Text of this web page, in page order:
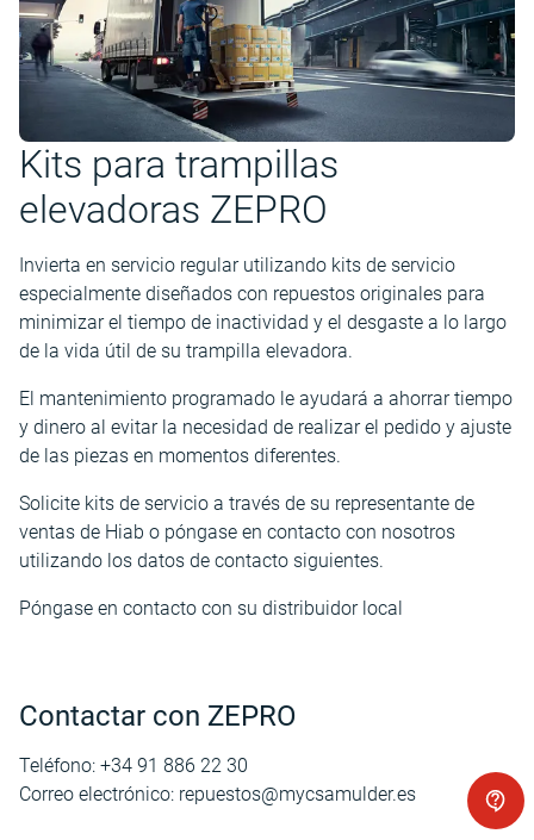
Kits para trampillas
elevadoras ZEPRO
Invierta en servicio regular utilizando kits de servicio
especialmente diseñados con repuestos originales para
minimizar el tiempo de inactividad y el desgaste a lo largo
de la vida útil de su trampilla elevadora.
El mantenimiento programado le ayudará a ahorrar tiempo
y dinero al evitar la necesidad de realizar el pedido y ajuste
de las piezas en momentos diferentes.
Solicite kits de servicio a través de su representante de
ventas de Hiab o póngase en contacto con nosotros
utilizando los datos de contacto siguientes.
Póngase en contacto con su distribuidor local
Contactar con ZEPRO
Teléfono: +34 91 886 22 30
Correo electrónico: repuestos@mycsamulder.es